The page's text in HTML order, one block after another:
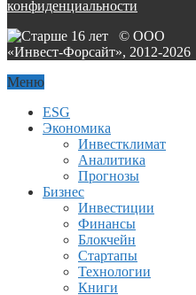
конфиденциальности
© ООО
«Инвест-Форсайт», 2012-2026
Меню
ESG
Экономика
Инвестклимат
Аналитика
Прогнозы
Бизнес
Инвестиции
Финансы
Блокчейн
Стартапы
Технологии
Книги